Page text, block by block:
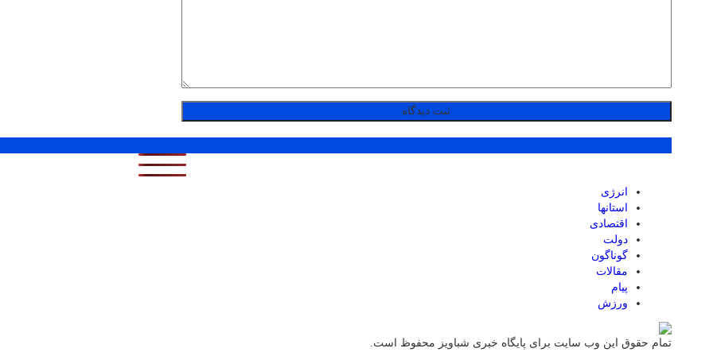
انرژی
استانها
اقتصادی
دولت
گوناگون
مقالات
پیام
ورزش
تمام حقوق این وب سایت برای پایگاه خبری شباویز محفوظ است.